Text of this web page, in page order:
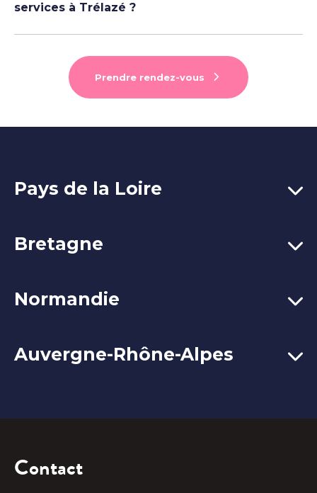
services à Trélazé ?
Prendre rendez-vous
Pays de la Loire
Bretagne
Normandie
Auvergne-Rhône-Alpes
Contact